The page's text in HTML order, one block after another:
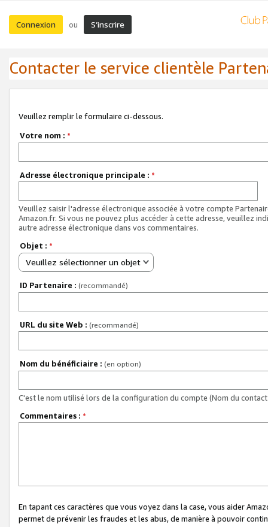
Connexion ou S’inscrire
Contacter le service clientèle
Veuillez remplir le formulaire ci-dessous.
Votre nom : *
Adresse électronique principale : *
Veuillez saisir l'adresse électronique associée à votre compte
Amazon.fr. Si vous ne pouvez plus accéder à cette adresse, veuillez
autre adresse électronique dans vos commentaires.
Objet : *
Veuillez sélectionner un objet
ID Partenaire : (recommandé)
URL du site Web : (recommandé)
Nom du bénéficiaire : (en option)
C'est le nom utilisé lors de la configuration du compte (Nom du
Commentaires : *
En tapant ces caractères que vous voyez dans la case, vous aider
permet de prévenir les fraudes et les abus, de manière à pouvoir